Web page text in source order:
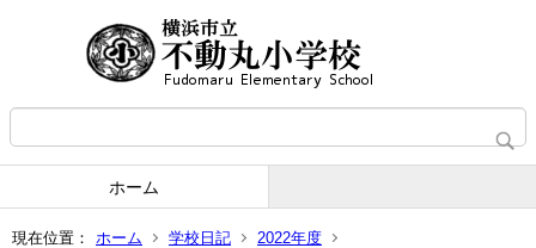
ホーム
現在位置： ホーム 学校日記
2022年度